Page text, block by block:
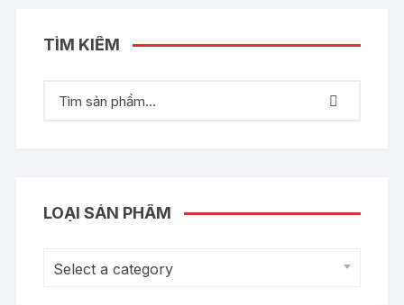
TÌM KIẾM
LOẠI SẢN PHẨM
Select a category